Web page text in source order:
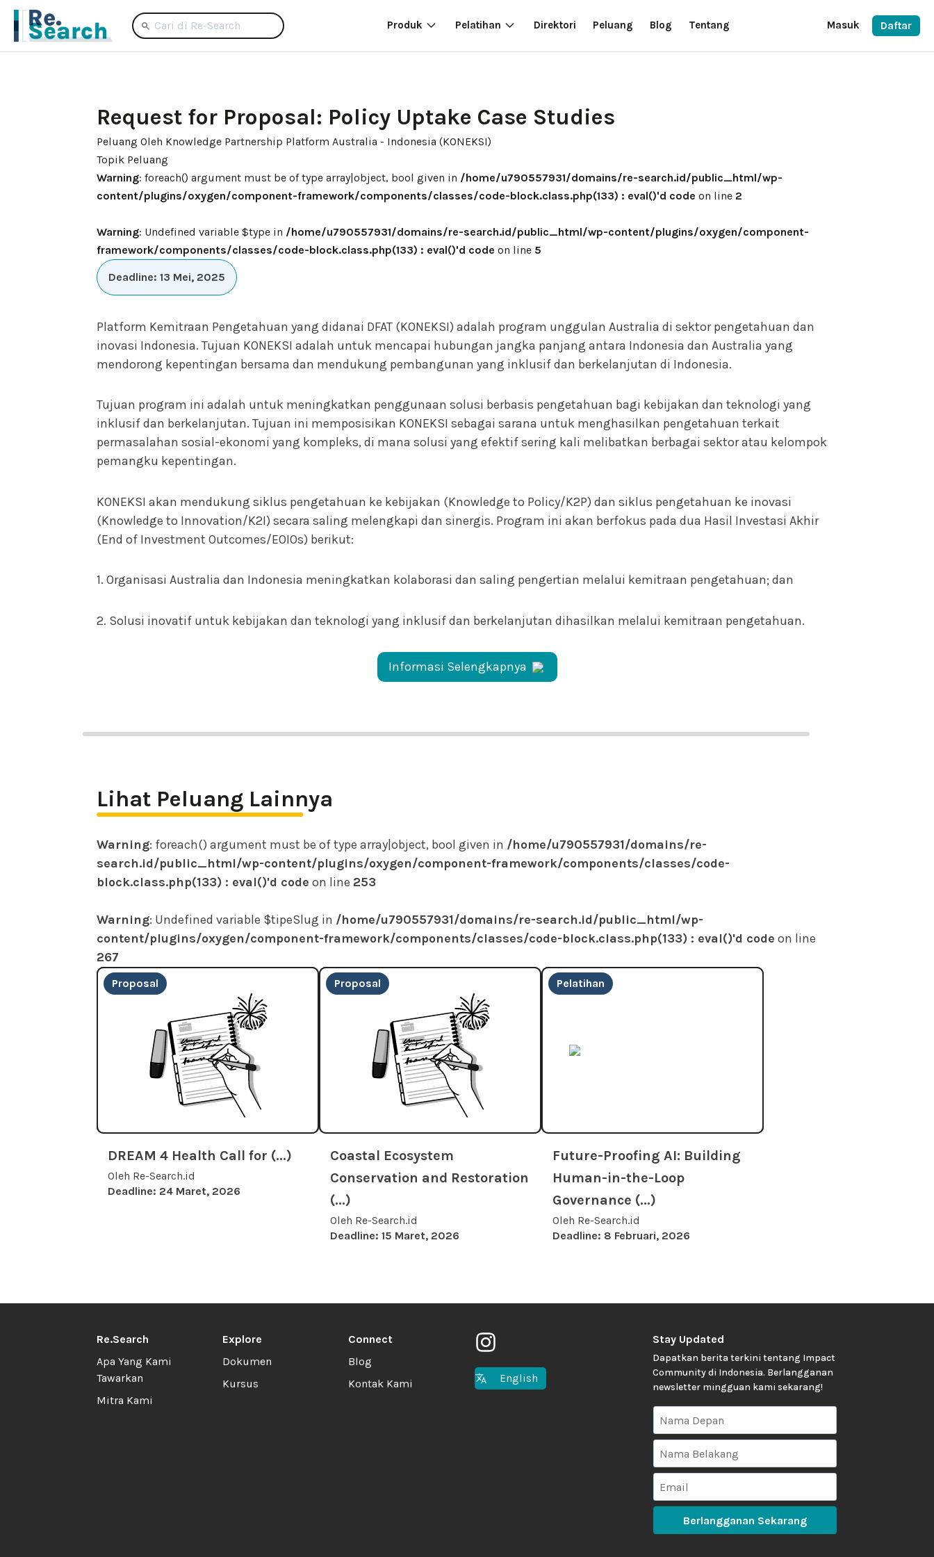
Produk Pelatihan Direktori Peluang Blog Tentang Masuk Daftar
Request for Proposal: Policy Uptake Case Studies
Peluang Oleh Knowledge Partnership Platform Australia - Indonesia (KONEKSI)
Topik Peluang
Warning: foreach() argument must be of type array|object, bool given in /home/u790557931/domains/re-search.id/public_html/wp-
content/plugins/oxygen/component-framework/components/classes/code-block.class.php(133) : eval()'d code on line 2
Warning: Undefined variable $type in /home/u790557931/domains/re-search.id/public_html/wp-content/plugins/oxygen/component-
framework/components/classes/code-block.class.php(133) : eval()'d code on line 5
Deadline: 13 Mei, 2025
Platform Kemitraan Pengetahuan yang didanai DFAT (KONEKSI) adalah program unggulan Australia di sektor pengetahuan dan
inovasi Indonesia. Tujuan KONEKSI adalah untuk mencapai hubungan jangka panjang antara Indonesia dan Australia yang
mendorong kepentingan bersama dan mendukung pembangunan yang inklusif dan berkelanjutan di Indonesia.
Tujuan program ini adalah untuk meningkatkan penggunaan solusi berbasis pengetahuan bagi kebijakan dan teknologi yang
inklusif dan berkelanjutan. Tujuan ini memposisikan KONEKSI sebagai sarana untuk menghasilkan pengetahuan terkait
permasalahan sosial-ekonomi yang kompleks, di mana solusi yang efektif sering kali melibatkan berbagai sektor atau kelompok
pemangku kepentingan.
KONEKSI akan mendukung siklus pengetahuan ke kebijakan (Knowledge to Policy/K2P) dan siklus pengetahuan ke inovasi
(Knowledge to Innovation/K2I) secara saling melengkapi dan sinergis. Program ini akan berfokus pada dua Hasil Investasi Akhir
(End of Investment Outcomes/EOIOs) berikut:
1. Organisasi Australia dan Indonesia meningkatkan kolaborasi dan saling pengertian melalui kemitraan pengetahuan; dan
2. Solusi inovatif untuk kebijakan dan teknologi yang inklusif dan berkelanjutan dihasilkan melalui kemitraan pengetahuan.
Informasi Selengkapnya
Lihat Peluang Lainnya
Warning: foreach() argument must be of type array|object, bool given in /home/u790557931/domains/re-
search.id/public_html/wp-content/plugins/oxygen/component-framework/components/classes/code-
block.class.php(133) : eval()'d code on line 253
Warning: Undefined variable $tipeSlug in /home/u790557931/domains/re-search.id/public_html/wp-
content/plugins/oxygen/component-framework/components/classes/code-block.class.php(133) : eval()'d code on line
267
Proposal
DREAM 4 Health Call for (...)
Oleh Re-Search.id
Deadline: 24 Maret, 2026
Proposal
Coastal Ecosystem
Conservation and Restoration
(...)
Oleh Re-Search.id
Deadline: 15 Maret, 2026
Pelatihan
Future-Proofing AI: Building
Human-in-the-Loop
Governance (...)
Oleh Re-Search.id
Deadline: 8 Februari, 2026
Re.Search
Apa Yang Kami
Tawarkan
Mitra Kami
Explore
Dokumen
Kursus
Connect
Blog
Kontak Kami
English
Stay Updated
Dapatkan berita terkini tentang Impact
Community di Indonesia. Berlangganan
newsletter mingguan kami sekarang!
Berlangganan Sekarang